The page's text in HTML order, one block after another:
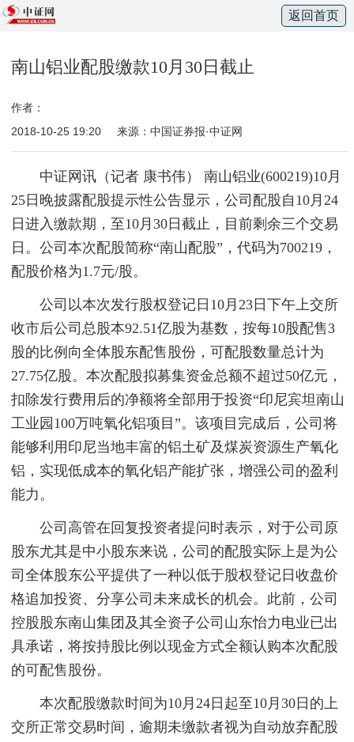
返回首页
南山铝业配股缴款10月30日截止
作者：
2018-10-25 19:20
来源：中国证券报·中证网
中证网讯（记者 康书伟） 南山铝业(600219)10月
25日晚披露配股提示性公告显示，公司配股自10月24
日进入缴款期，至10月30日截止，目前剩余三个交易
日。公司本次配股简称“南山配股”，代码为700219，
配股价格为1.7元/股。
公司以本次发行股权登记日10月23日下午上交所
收市后公司总股本92.51亿股为基数，按每10股配售3
股的比例向全体股东配售股份，可配股数量总计为
27.75亿股。本次配股拟募集资金总额不超过50亿元，
扣除发行费用后的净额将全部用于投资“印尼宾坦南山
工业园100万吨氧化铝项目”。该项目完成后，公司将
能够利用印尼当地丰富的铝土矿及煤炭资源生产氧化
铝，实现低成本的氧化铝产能扩张，增强公司的盈利
能力。
公司高管在回复投资者提问时表示，对于公司原
股东尤其是中小股东来说，公司的配股实际上是为公
司全体股东公平提供了一种以低于股权登记日收盘价
格追加投资、分享公司未来成长的机会。此前，公司
控股股东南山集团及其全资子公司山东怡力电业已出
具承诺，将按持股比例以现金方式全额认购本次配股
的可配售股份。
本次配股缴款时间为10月24日起至10月30日的上
交所正常交易时间，逾期未缴款者视为自动放弃配股